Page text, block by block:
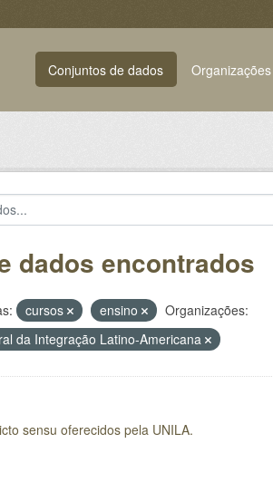
Conjuntos de dados Organizações
dados encontrados
cursos ensino
Organizações:
da Integração Latino-Americana
sensu oferecidos pela UNILA.